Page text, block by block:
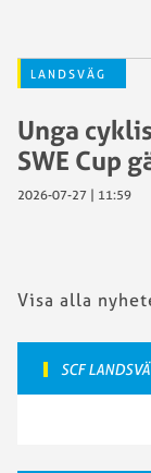
LANDSVÄG
Unga
SWE Cup
2026-07-27 | 11:59
Visa alla
SCF